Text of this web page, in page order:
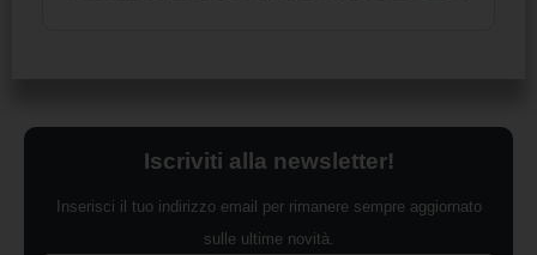
Iscriviti alla newsletter!
Inserisci il tuo indirizzo email per rimanere sempre aggiornato
sulle ultime novità.